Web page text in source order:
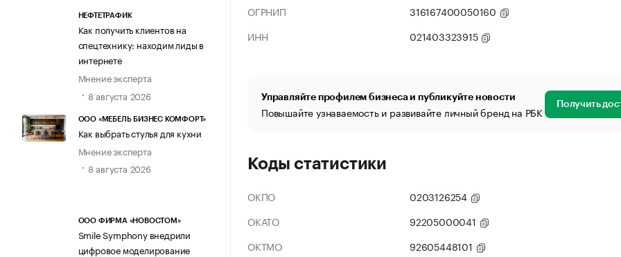
НЕФТЕТРАФИК
Как получить клиентов на
спецтехнику: находим лиды в
интернете
Мнение эксперта
8 августа 2026
ООО «МЕБЕЛЬ БИЗНЕС КОМФОРТ»
Как выбрать стулья для кухни
Мнение эксперта
8 августа 2026
ООО ФИРМА «НОВОСТОМ»
Smile Symphony внедрили
цифровое моделирование
ОГРНИП
316167400050160
ИНН
021403323915
Управляйте профилем бизнеса и публикуйте новости
Повышайте узнаваемость и развивайте личный бренд на РБК Получить
Коды статистики
ОКПО
0203126254
ОКАТО
92205000041
ОКТМО
92605448101